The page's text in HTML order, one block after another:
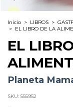
Inicio > LIBROS >
> EL LIBRO DE LA
EL
Planeta
SKU: 555952